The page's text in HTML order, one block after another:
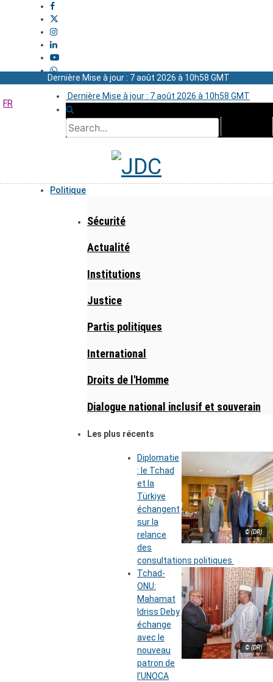
Dernière Mise à jour : 7 août 2026 à 10h58 GMT
Dernière Mise à jour : 7 août 2026 à 10h58 GMT
FR
Politique
Sécurité
Actualité
Institutions
Justice
Partis politiques
International
Droits de l'Homme
Dialogue national inclusif et souverain
Les plus récents
© (DR)
Diplomatie
: le Tchad
et la
Türkiye
échangent
sur la
relance
des
consultations politiques
© (DR)
Tchad-
ONU:
Mahamat
Idriss Deby
échange
avec le
nouveau
patron de
l’UNOCA